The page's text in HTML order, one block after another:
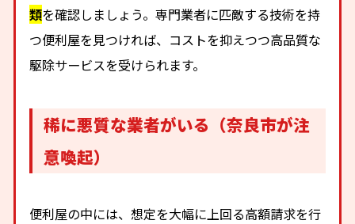
類を確認しましょう。専門業者に匹敵する技術を持
つ便利屋を見つければ、コストを抑えつつ高品質な
駆除サービスを受けられます。
稀に悪質な業者がいる（奈良市が注
意喚起）
便利屋の中には、想定を大幅に上回る高額請求を行